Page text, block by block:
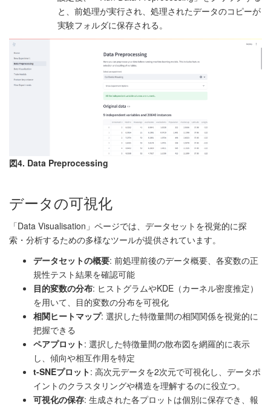
と、前処理が実行され、処理されたデータのコピーが
実験フォルダに保存される。
図4. Data Preprocessing
データの可視化
「Data Visualisation」ページでは、データセットを視覚的に探
索・分析するための多様なツールが提供されています。
データセットの概要: 前処理前後のデータ概要、各変数の正
規性テスト結果を確認可能
目的変数の分布: ヒストグラムやKDE（カーネル密度推定）
を用いて、目的変数の分布を可視化
相関ヒートマップ: 選択した特徴量間の相関関係を視覚的に
把握できる
ペアプロット: 選択した特徴量間の散布図を網羅的に表示
し、傾向や相互作用を特定
t-SNEプロット: 高次元データを2次元で可視化し、データポ
イントのクラスタリングや構造を理解するのに役立つ。
可視化の保存: 生成された各プロットは個別に保存でき、報